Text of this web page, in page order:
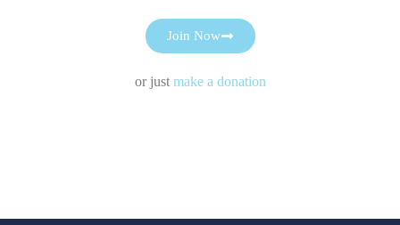
Join Now
or just make a donation